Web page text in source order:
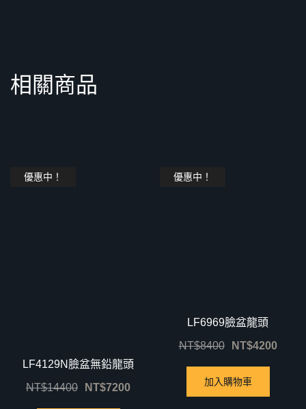
相關商品
優惠中！
LF4129N臉盆無鉛龍頭
NT$14400 NT$7200
優惠中！
LF6969臉盆龍頭
NT$8400 NT$4200
加入購物車